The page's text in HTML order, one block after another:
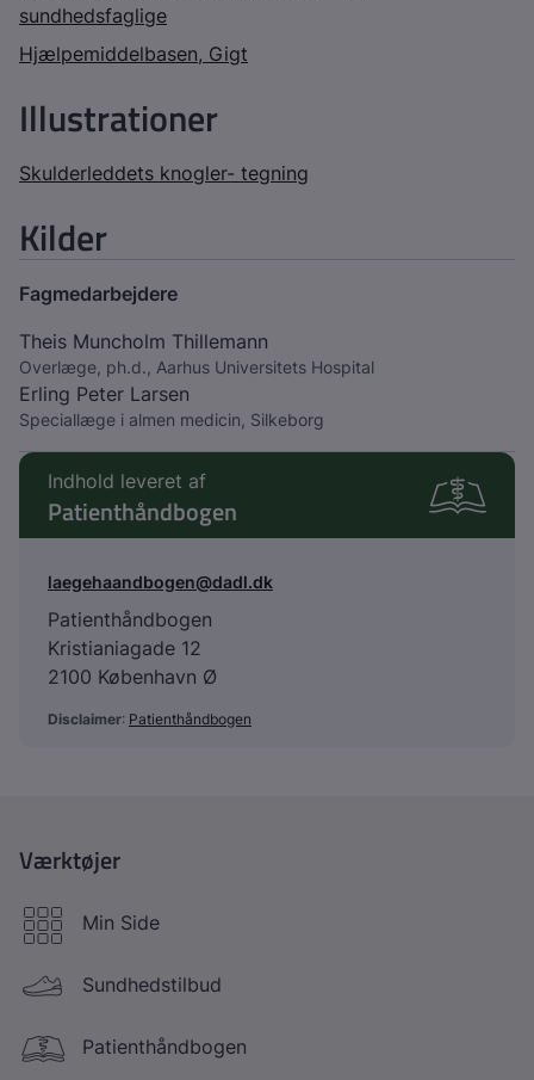
sundhedsfaglige
Hjælpemiddelbasen, Gigt
Illustrationer
Skulderleddets knogler- tegning
Kilder
Fagmedarbejdere
Theis Muncholm Thillemann
Overlæge, ph.d., Aarhus Universitets Hospital
Erling Peter Larsen
Speciallæge i almen medicin, Silkeborg
Indhold leveret af
Patienthåndbogen
laegehaandbogen@dadl.dk
Patienthåndbogen
Kristianiagade 12
2100 København Ø
Disclaimer: Patienthåndbogen